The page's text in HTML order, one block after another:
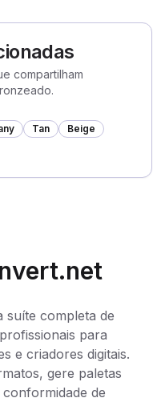
compartilham
Tan
Beige
suíte completa de
para
e criadores digitais.
gere paletas
de